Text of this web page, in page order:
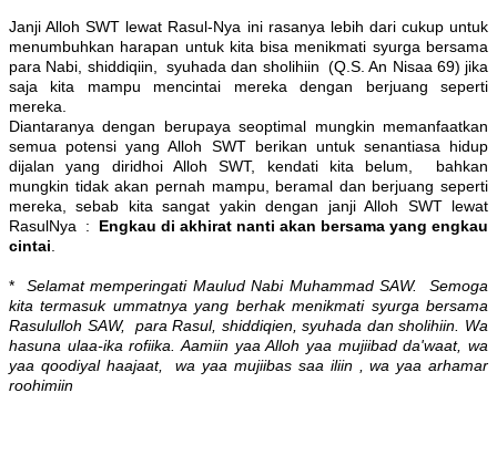
Janji Alloh SWT lewat Rasul-Nya ini rasanya lebih dari cukup untuk
menumbuhkan harapan untuk kita bisa menikmati syurga bersama
para Nabi, shiddiqiin, syuhada dan sholihiin (Q.S. An Nisaa 69) jika
saja kita mampu mencintai mereka dengan berjuang seperti
mereka.
Diantaranya dengan berupaya seoptimal mungkin memanfaatkan
semua potensi yang Alloh SWT berikan untuk senantiasa hidup
dijalan yang diridhoi Alloh SWT, kendati kita belum, bahkan
mungkin tidak akan pernah mampu, beramal dan berjuang seperti
mereka, sebab kita sangat yakin dengan janji Alloh SWT lewat
RasulNya : Engkau di akhirat nanti akan bersama yang engkau
cintai.
*
Selamat memperingati Maulud Nabi Muhammad SAW. Semoga
kita termasuk ummatnya yang berhak menikmati syurga bersama
Rasululloh SAW, para Rasul, shiddiqien, syuhada dan sholihiin. Wa
hasuna ulaa-ika rofiika. Aamiin yaa Alloh yaa mujiibad da'waat, wa
yaa qoodiyal haajaat, wa yaa mujiibas saa iliin , wa yaa arhamar
roohimiin